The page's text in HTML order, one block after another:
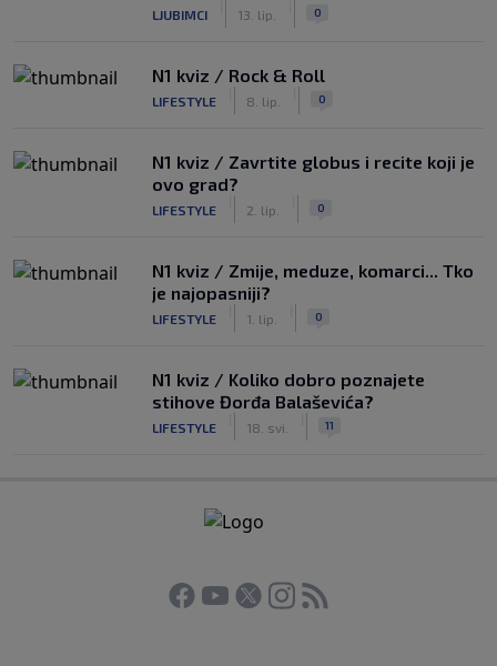
LJUBIMCI 13. lip. 0
N1 kviz / Rock & Roll
LIFESTYLE 8. lip. 0
N1 kviz / Zavrtite globus i recite koji je
ovo grad?
LIFESTYLE 2. lip. 0
N1 kviz / Zmije, meduze, komarci... Tko
je najopasniji?
LIFESTYLE 1. lip. 0
N1 kviz / Koliko dobro poznajete
stihove Đorđa Balaševića?
LIFESTYLE 18. svi. 11